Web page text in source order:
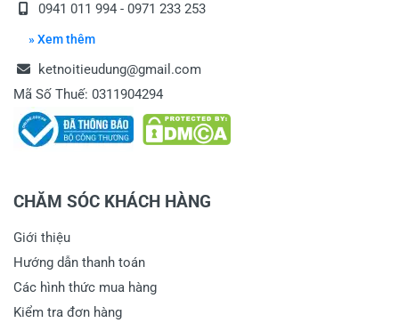
0941 011 994 - 0971 233 253
» Xem thêm
ketnoitieudung@gmail.com
Mã Số Thuế: 0311904294
CHĂM SÓC KHÁCH HÀNG
Giới thiệu
Hướng dẫn thanh toán
Các hình thức mua hàng
Kiểm tra đơn hàng